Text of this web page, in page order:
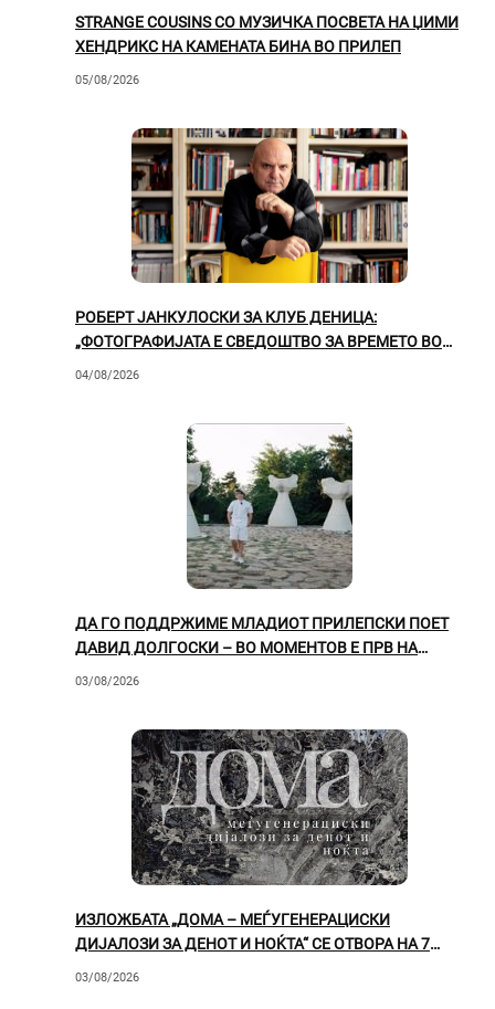
STRANGE COUSINS СО МУЗИЧКА ПОСВЕТА НА ЏИМИ
ХЕНДРИКС НА КАМЕНАТА БИНА ВО ПРИЛЕП
05/08/2026
РОБЕРТ ЈАНКУЛОСКИ ЗА КЛУБ ДЕНИЦА:
„ФОТОГРАФИЈАТА Е СВЕДОШТВО ЗА ВРЕМЕТО ВО
КОЕ ЖИВЕЕМЕ“
04/08/2026
ДА ГО ПОДДРЖИМЕ МЛАДИОТ ПРИЛЕПСКИ ПОЕТ
ДАВИД ДОЛГОСКИ – ВО МОМЕНТОВ Е ПРВ НА
ЛИСТАТА!
03/08/2026
ИЗЛОЖБАТА „ДОМА – МЕЃУГЕНЕРАЦИСКИ
ДИЈАЛОЗИ ЗА ДЕНОТ И НОЌТА“ СЕ ОТВОРА НА 7
03/08/2026